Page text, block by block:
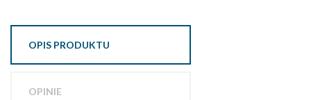
OPIS PRODUKTU
OPINIE